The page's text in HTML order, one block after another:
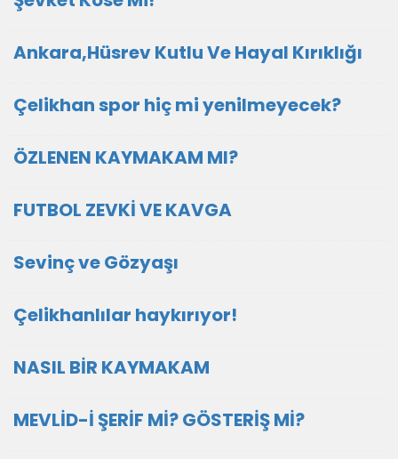
Ankara,Hüsrev Kutlu Ve Hayal Kırıklığı
Çelikhan spor hiç mi yenilmeyecek?
ÖZLENEN KAYMAKAM MI?
FUTBOL ZEVKİ VE KAVGA
Sevinç ve Gözyaşı
Çelikhanlılar haykırıyor!
NASIL BİR KAYMAKAM
MEVLİD-İ ŞERİF Mİ? GÖSTERİŞ Mİ?